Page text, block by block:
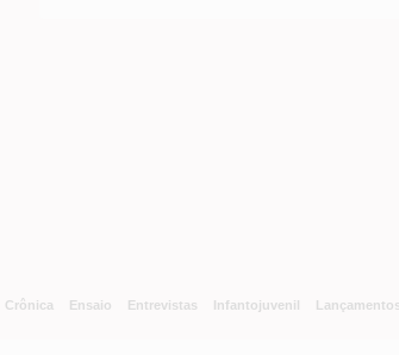
Crônica Ensaio Entrevistas Infantojuvenil Lançamentos